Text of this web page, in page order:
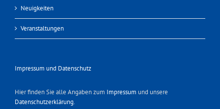
Neuigkeiten
Veranstaltungen
Impressum und Datenschutz
Hier finden Sie alle Angaben zum Impressum und unsere
Datenschutzerklärung.